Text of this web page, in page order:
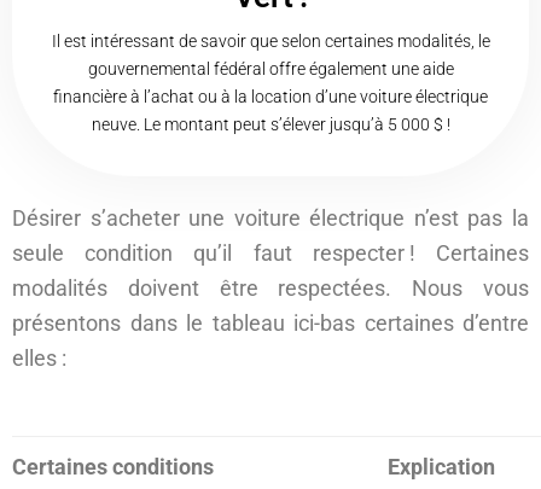
Il est intéressant de savoir que selon certaines modalités, le
gouvernemental fédéral offre également une aide
financière à l’achat ou à la location d’une voiture électrique
neuve. Le montant peut s’élever jusqu’à 5 000 $ !
Désirer s’acheter une voiture électrique n’est pas la
seule condition qu’il faut respecter ! Certaines
modalités doivent être respectées. Nous vous
présentons dans le tableau ici-bas certaines d’entre
elles :
Certaines conditions Explication